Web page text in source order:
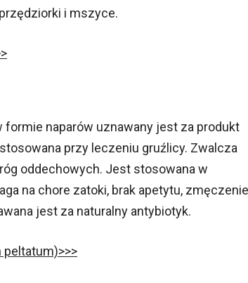
i mszyce.
naparów uznawany jest za produkt
przy leczeniu gruźlicy. Zwalcza
oddechowych. Jest stosowana w
na chore zatoki, brak apetytu, zmęczenie
jest za naturalny antybiotyk.